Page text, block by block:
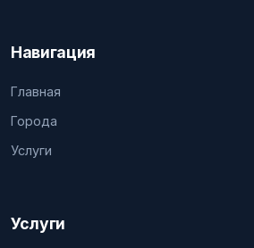
Навигация
Главная
Города
Услуги
Услуги